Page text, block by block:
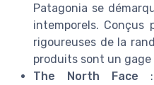
Patagonia se
intemporels. Conçus
rigoureuses de la
produits sont un gage
The North Face :